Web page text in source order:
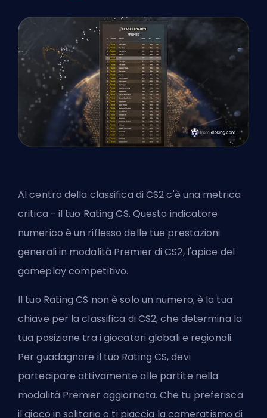
Al centro della classifica di CS2 c'è una metrica
critica - il tuo Rating CS. Questo indicatore
numerico è un riflesso delle tue prestazioni
generali in modalità Premier di CS2, l'apice del
gameplay competitivo.
Il tuo Rating CS non è solo un numero; è la tua
chiave per la classifica di CS2, che determina la
tua posizione tra i giocatori globali e regionali.
Per guadagnare il tuo Rating CS, devi
partecipare attivamente alle partite nella
modalità Premier aggiornata. Che tu preferisca
il gioco in solitario o ti piaccia la cameratismo di